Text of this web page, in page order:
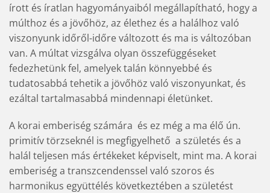
írott és íratlan hagyományaiból megállapítható, hogy a
múlthoz és a jövőhöz, az élethez és a halálhoz való
viszonyunk időről-időre változott és ma is változóban
van. A múltat vizsgálva olyan összefüggéseket
fedezhetünk fel, amelyek talán könnyebbé és
tudatosabbá tehetik a jövőhöz való viszonyunkat, és
ezáltal tartalmasabbá mindennapi életünket.
A korai emberiség számára  és ez még a ma élő ún.
primitív törzseknél is megfigyelhető  a születés és a
halál teljesen más értékeket képviselt, mint ma. A korai
emberiség a transzcendenssel való szoros és
harmonikus együttélés következtében a születést